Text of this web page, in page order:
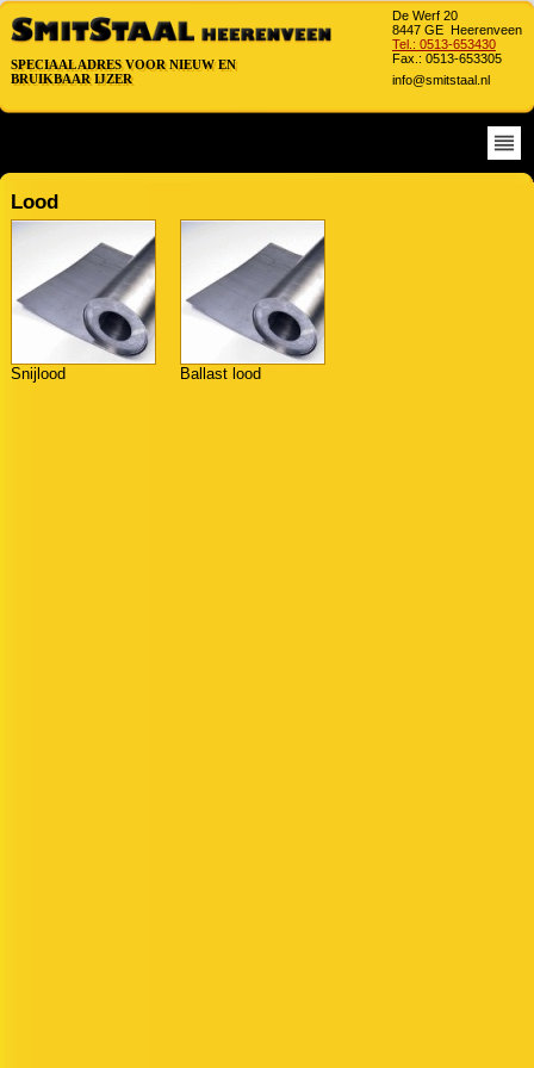
SPECIAAL ADRES VOOR NIEUW EN
BRUIKBAAR IJZER
SPECIAAL ADRES VOOR NIEUW EN
BRUIKBAAR IJZER
De Werf 20
8447 GE Heerenveen
Tel.: 0513-653430
Fax.: 0513-653305
info@smitstaal.nl
Lood
Snijlood Ballast lood